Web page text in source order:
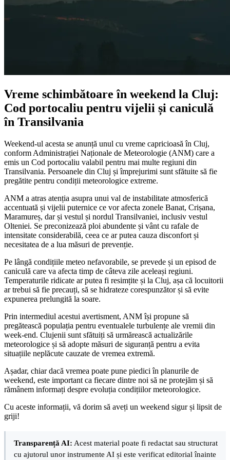
Vreme schimbătoare în weekend la Cluj:
Cod portocaliu pentru vijelii și caniculă
în Transilvania
Weekend-ul acesta se anunță unul cu vreme capricioasă în Cluj,
conform Administrației Naționale de Meteorologie (ANM) care a
emis un Cod portocaliu valabil pentru mai multe regiuni din
Transilvania. Persoanele din Cluj și împrejurimi sunt sfătuite să fie
pregătite pentru condiții meteorologice extreme.
ANM a atras atenția asupra unui val de instabilitate atmosferică
accentuată și vijelii puternice ce vor afecta zonele Banat, Crișana,
Maramureș, dar și vestul și nordul Transilvaniei, inclusiv vestul
Olteniei. Se preconizează ploi abundente și vânt cu rafale de
intensitate considerabilă, ceea ce ar putea cauza disconfort și
necesitatea de a lua măsuri de prevenție.
Pe lângă condițiile meteo nefavorabile, se prevede și un episod de
caniculă care va afecta timp de câteva zile aceleași regiuni.
Temperaturile ridicate ar putea fi resimțite și la Cluj, așa că locuitorii
ar trebui să fie precauți, să se hidrateze corespunzător și să evite
expunerea prelungită la soare.
Prin intermediul acestui avertisment, ANM își propune să
pregătească populația pentru eventualele turbulențe ale vremii din
week-end. Clujenii sunt sfătuiți să urmărească actualizările
meteorologice și să adopte măsuri de siguranță pentru a evita
situațiile neplăcute cauzate de vremea extremă.
Așadar, chiar dacă vremea poate pune piedici în planurile de
weekend, este important ca fiecare dintre noi să ne protejăm și să
rămânem informați despre evoluția condițiilor meteorologice.
Cu aceste informații, vă dorim să aveți un weekend sigur și lipsit de
griji!
Transparență AI: Acest material poate fi redactat sau structurat
cu ajutorul unor instrumente AI și este verificat editorial înainte